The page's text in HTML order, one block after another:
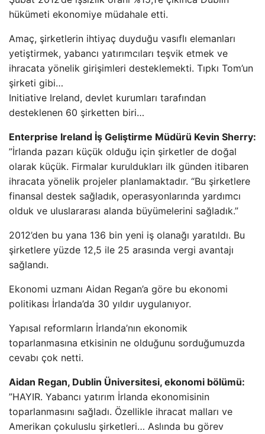
hükümeti ekonomiye müdahale etti.
Amaç, şirketlerin ihtiyaç duyduğu vasıflı elemanları
yetiştirmek, yabancı yatırımcıları teşvik etmek ve
ihracata yönelik girişimleri desteklemekti. Tıpkı Tom’un
şirketi gibi…
Initiative Ireland, devlet kurumları tarafından
desteklenen 60 şirketten biri…
Enterprise Ireland İş Geliştirme Müdürü Kevin Sherry:
”İrlanda pazarı küçük olduğu için şirketler de doğal
olarak küçük. Firmalar kuruldukları ilk günden itibaren
ihracata yönelik projeler planlamaktadır. “Bu şirketlere
finansal destek sağladık, operasyonlarında yardımcı
olduk ve uluslararası alanda büyümelerini sağladık.”
2012’den bu yana 136 bin yeni iş olanağı yaratıldı. Bu
şirketlere yüzde 12,5 ile 25 arasında vergi avantajı
sağlandı.
Ekonomi uzmanı Aidan Regan’a göre bu ekonomi
politikası İrlanda’da 30 yıldır uygulanıyor.
Yapısal reformların İrlanda’nın ekonomik
toparlanmasına etkisinin ne olduğunu sorduğumuzda
cevabı çok netti.
Aidan Regan, Dublin Üniversitesi, ekonomi bölümü:
”HAYIR. Yabancı yatırım İrlanda ekonomisinin
toparlanmasını sağladı. Özellikle ihracat malları ve
Amerikan çokuluslu şirketleri… Aslında bu görev